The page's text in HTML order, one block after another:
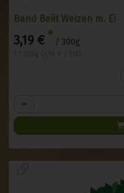
Band Beiit Weizen m. Ei
3,19 € * / 300g
Anzahl